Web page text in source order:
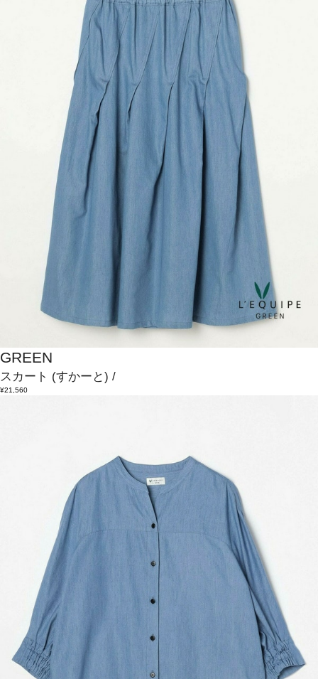
GREEN
スカート (すかーと) /
¥21,560